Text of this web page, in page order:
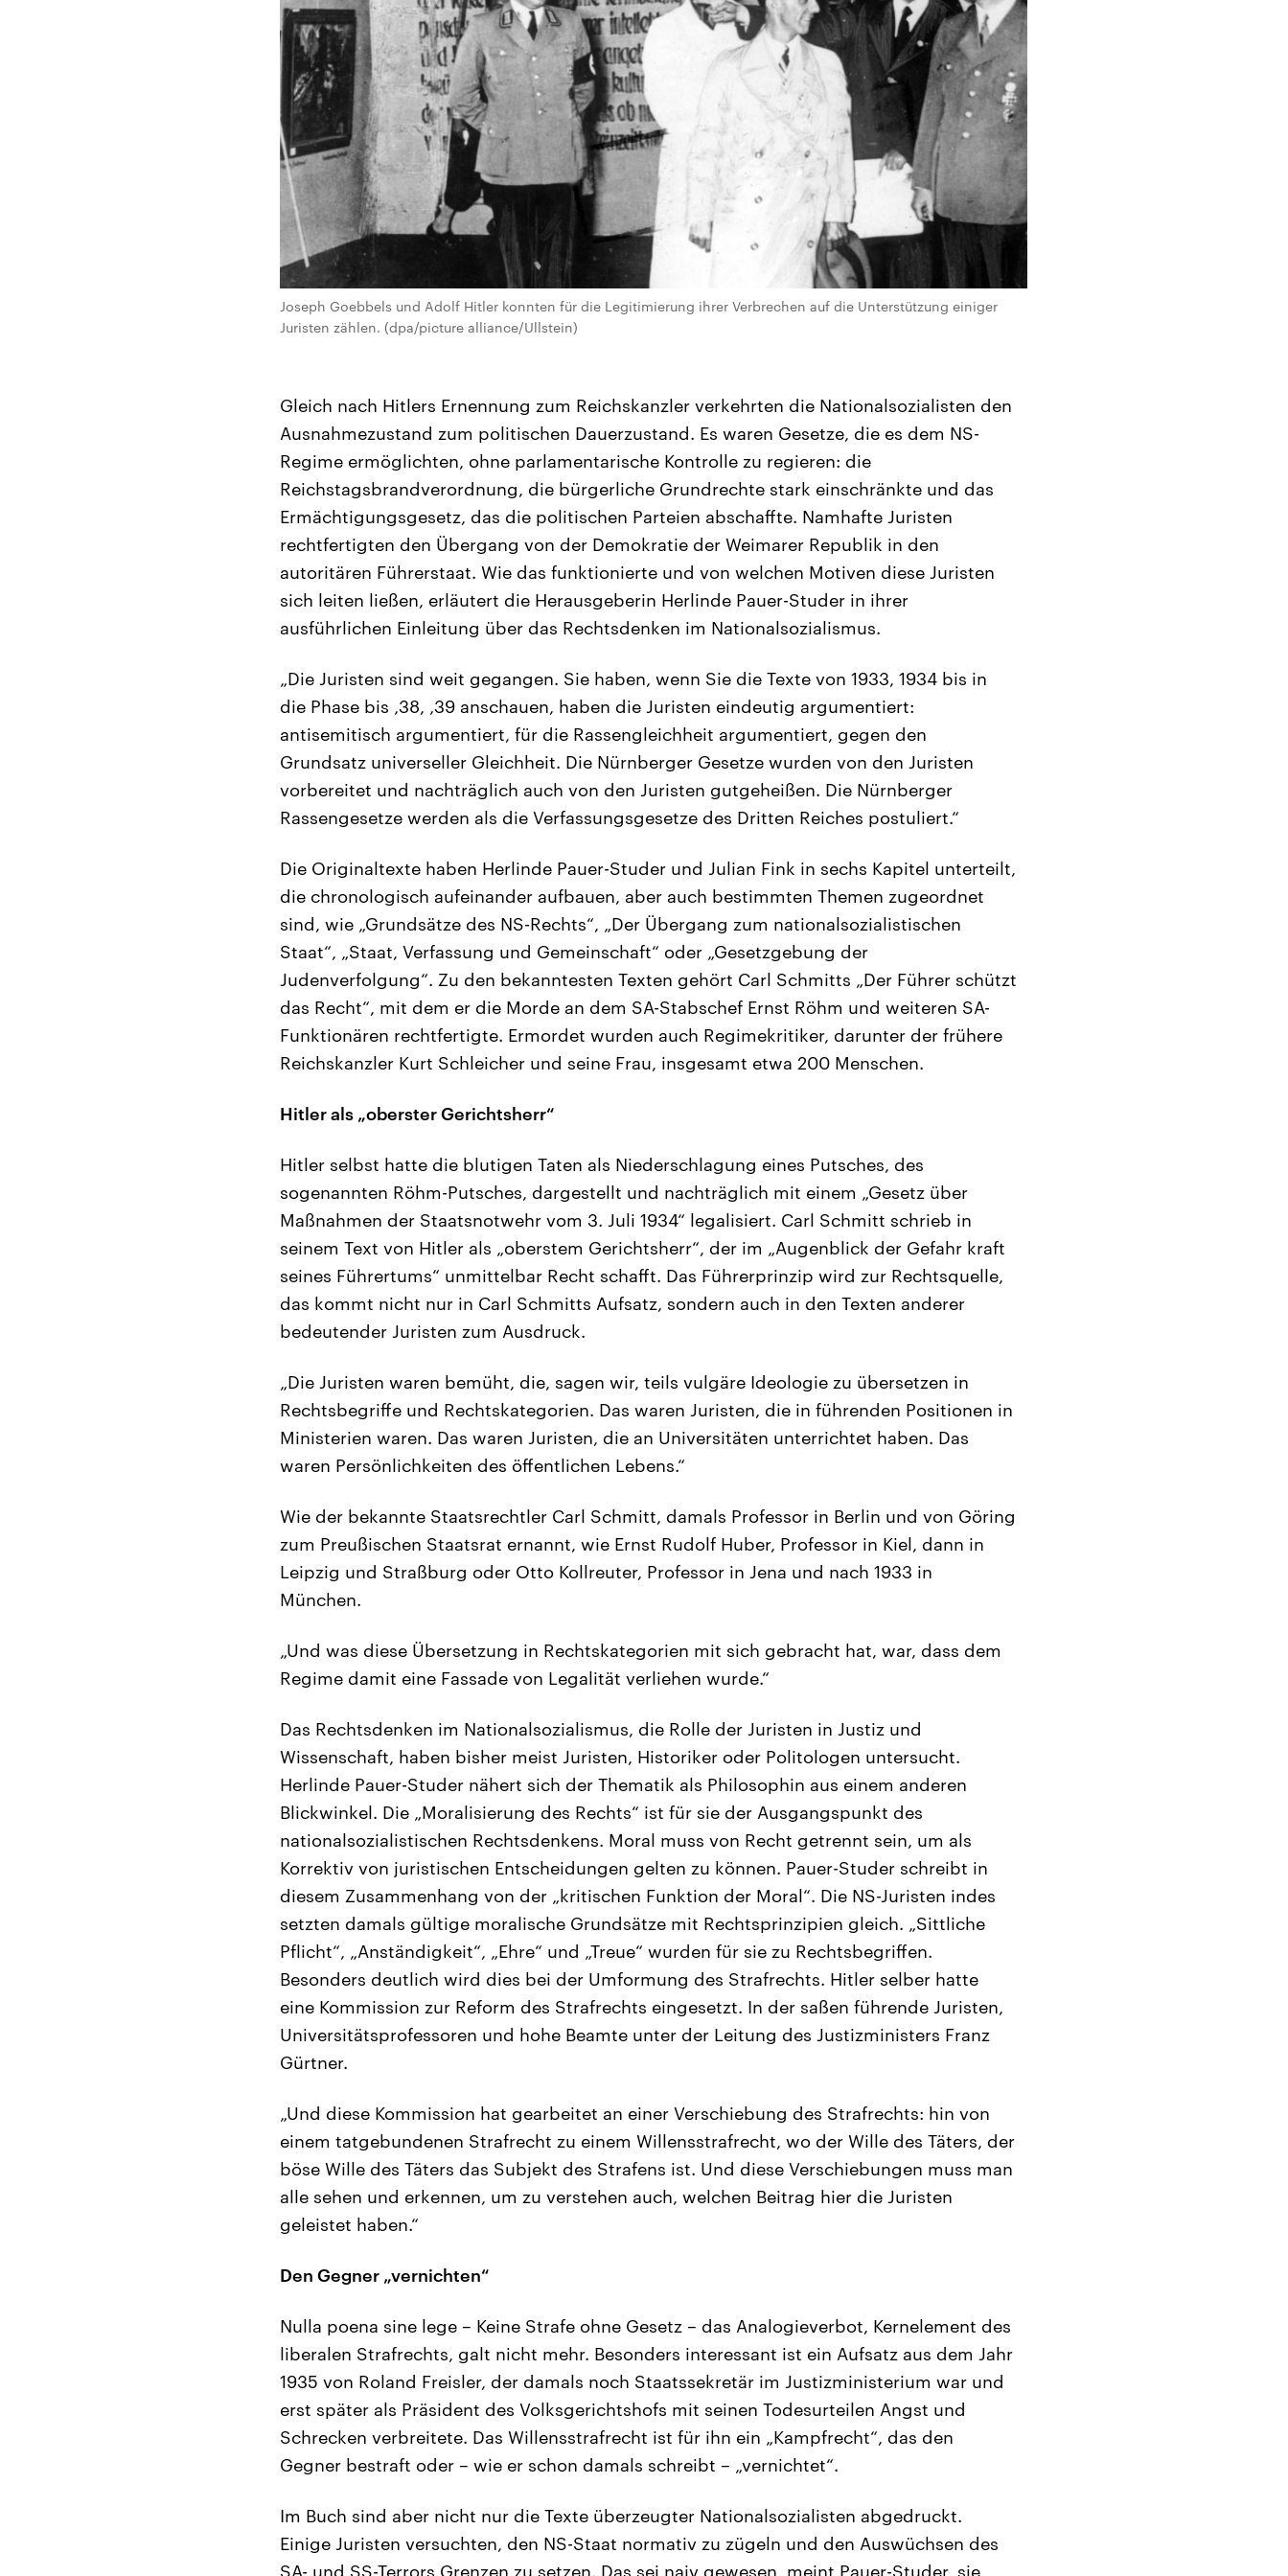
Joseph Goebbels und Adolf Hitler konnten für die Legitimierung ihrer Verbrechen auf die Unterstützung einiger
Juristen zählen. (dpa/picture alliance/Ullstein)
Gleich nach Hitlers Ernennung zum Reichskanzler verkehrten die Nationalsozialisten den
Ausnahmezustand zum politischen Dauerzustand. Es waren Gesetze, die es dem NS-
Regime ermöglichten, ohne parlamentarische Kontrolle zu regieren: die
Reichstagsbrandverordnung, die bürgerliche Grundrechte stark einschränkte und das
Ermächtigungsgesetz, das die politischen Parteien abschaffte. Namhafte Juristen
rechtfertigten den Übergang von der Demokratie der Weimarer Republik in den
autoritären Führerstaat. Wie das funktionierte und von welchen Motiven diese Juristen
sich leiten ließen, erläutert die Herausgeberin Herlinde Pauer-Studer in ihrer
ausführlichen Einleitung über das Rechtsdenken im Nationalsozialismus.
„Die Juristen sind weit gegangen. Sie haben, wenn Sie die Texte von 1933, 1934 bis in
die Phase bis ‚38, ‚39 anschauen, haben die Juristen eindeutig argumentiert:
antisemitisch argumentiert, für die Rassengleichheit argumentiert, gegen den
Grundsatz universeller Gleichheit. Die Nürnberger Gesetze wurden von den Juristen
vorbereitet und nachträglich auch von den Juristen gutgeheißen. Die Nürnberger
Rassengesetze werden als die Verfassungsgesetze des Dritten Reiches postuliert.“
Die Originaltexte haben Herlinde Pauer-Studer und Julian Fink in sechs Kapitel unterteilt,
die chronologisch aufeinander aufbauen, aber auch bestimmten Themen zugeordnet
sind, wie „Grundsätze des NS-Rechts“, „Der Übergang zum nationalsozialistischen
Staat“, „Staat, Verfassung und Gemeinschaft“ oder „Gesetzgebung der
Judenverfolgung“. Zu den bekanntesten Texten gehört Carl Schmitts „Der Führer schützt
das Recht“, mit dem er die Morde an dem SA-Stabschef Ernst Röhm und weiteren SA-
Funktionären rechtfertigte. Ermordet wurden auch Regimekritiker, darunter der frühere
Reichskanzler Kurt Schleicher und seine Frau, insgesamt etwa 200 Menschen.
Hitler als „oberster Gerichtsherr“
Hitler selbst hatte die blutigen Taten als Niederschlagung eines Putsches, des
sogenannten Röhm-Putsches, dargestellt und nachträglich mit einem „Gesetz über
Maßnahmen der Staatsnotwehr vom 3. Juli 1934“ legalisiert. Carl Schmitt schrieb in
seinem Text von Hitler als „oberstem Gerichtsherr“, der im „Augenblick der Gefahr kraft
seines Führertums“ unmittelbar Recht schafft. Das Führerprinzip wird zur Rechtsquelle,
das kommt nicht nur in Carl Schmitts Aufsatz, sondern auch in den Texten anderer
bedeutender Juristen zum Ausdruck.
„Die Juristen waren bemüht, die, sagen wir, teils vulgäre Ideologie zu übersetzen in
Rechtsbegriffe und Rechtskategorien. Das waren Juristen, die in führenden Positionen in
Ministerien waren. Das waren Juristen, die an Universitäten unterrichtet haben. Das
waren Persönlichkeiten des öffentlichen Lebens.“
Wie der bekannte Staatsrechtler Carl Schmitt, damals Professor in Berlin und von Göring
zum Preußischen Staatsrat ernannt, wie Ernst Rudolf Huber, Professor in Kiel, dann in
Leipzig und Straßburg oder Otto Kollreuter, Professor in Jena und nach 1933 in
München.
„Und was diese Übersetzung in Rechtskategorien mit sich gebracht hat, war, dass dem
Regime damit eine Fassade von Legalität verliehen wurde.“
Das Rechtsdenken im Nationalsozialismus, die Rolle der Juristen in Justiz und
Wissenschaft, haben bisher meist Juristen, Historiker oder Politologen untersucht.
Herlinde Pauer-Studer nähert sich der Thematik als Philosophin aus einem anderen
Blickwinkel. Die „Moralisierung des Rechts“ ist für sie der Ausgangspunkt des
nationalsozialistischen Rechtsdenkens. Moral muss von Recht getrennt sein, um als
Korrektiv von juristischen Entscheidungen gelten zu können. Pauer-Studer schreibt in
diesem Zusammenhang von der „kritischen Funktion der Moral“. Die NS-Juristen indes
setzten damals gültige moralische Grundsätze mit Rechtsprinzipien gleich. „Sittliche
Pflicht“, „Anständigkeit“, „Ehre“ und „Treue“ wurden für sie zu Rechtsbegriffen.
Besonders deutlich wird dies bei der Umformung des Strafrechts. Hitler selber hatte
eine Kommission zur Reform des Strafrechts eingesetzt. In der saßen führende Juristen,
Universitätsprofessoren und hohe Beamte unter der Leitung des Justizministers Franz
Gürtner.
„Und diese Kommission hat gearbeitet an einer Verschiebung des Strafrechts: hin von
einem tatgebundenen Strafrecht zu einem Willensstrafrecht, wo der Wille des Täters, der
böse Wille des Täters das Subjekt des Strafens ist. Und diese Verschiebungen muss man
alle sehen und erkennen, um zu verstehen auch, welchen Beitrag hier die Juristen
geleistet haben.“
Den Gegner „vernichten“
Nulla poena sine lege – Keine Strafe ohne Gesetz – das Analogieverbot, Kernelement des
liberalen Strafrechts, galt nicht mehr. Besonders interessant ist ein Aufsatz aus dem Jahr
1935 von Roland Freisler, der damals noch Staatssekretär im Justizministerium war und
erst später als Präsident des Volksgerichtshofs mit seinen Todesurteilen Angst und
Schrecken verbreitete. Das Willensstrafrecht ist für ihn ein „Kampfrecht“, das den
Gegner bestraft oder – wie er schon damals schreibt – „vernichtet“.
Im Buch sind aber nicht nur die Texte überzeugter Nationalsozialisten abgedruckt.
Einige Juristen versuchten, den NS-Staat normativ zu zügeln und den Auswüchsen des
SA- und SS-Terrors Grenzen zu setzen. Das sei naiv gewesen, meint Pauer-Studer, sie